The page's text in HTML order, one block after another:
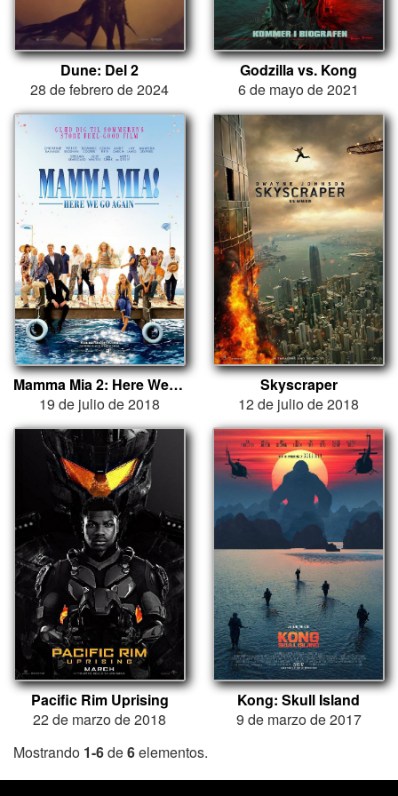
Dune: Del 2
28 de febrero de 2024
Godzilla vs. Kong
6 de mayo de 2021
Mamma Mia 2: Here We Go Again
19 de julio de 2018
Skyscraper
12 de julio de 2018
Pacific Rim Uprising
22 de marzo de 2018
Kong: Skull Island
9 de marzo de 2017
Mostrando 1-6de6elementos.